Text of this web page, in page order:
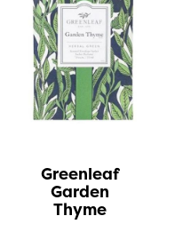
Greenleaf
Garden
Thyme